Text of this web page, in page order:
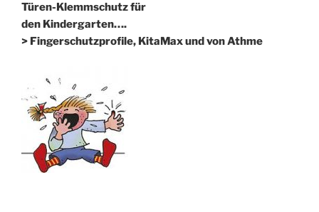
Türen-Klemmschutz für
den Kindergarten….
> Fingerschutzprofile, KitaMax und von Athme